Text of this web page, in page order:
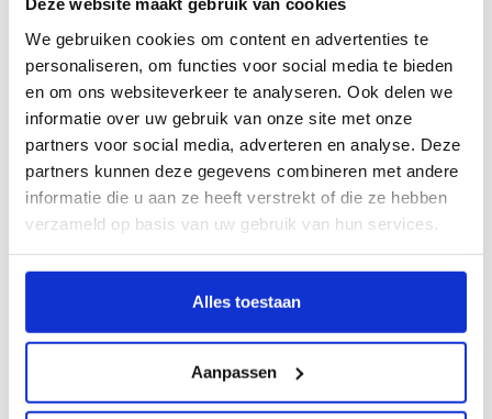
We gebruiken cookies om content en advertenties te
personaliseren, om functies voor social media te bieden
en om ons websiteverkeer te analyseren. Ook delen we
informatie over uw gebruik van onze site met onze
partners voor social media, adverteren en analyse. Deze
partners kunnen deze gegevens combineren met andere
informatie die u aan ze heeft verstrekt of die ze hebben
verzameld op basis van uw gebruik van hun services.
Alles toestaan
Aanpassen
materiaal SSA
Koffergeleider GL4
€9,50
Oorspronkelijke
prijs
€ 9,50.
€9,03 Huidige
prijs
€ 9,03.
Excl. BTW
Gerelateerde producten